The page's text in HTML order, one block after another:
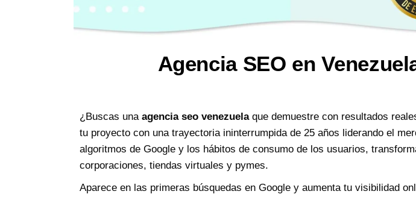
Agencia SEO en
¿Buscas una agencia seo venezuelaque demuestre con resultados
tu proyecto con una trayectoria ininterrumpida de 25 años liderando el
algoritmos de Google y los hábitos de consumo de los usuarios,
corporaciones, tiendas virtuales y pymes.
Aparece en las primeras búsquedas en Google y aumenta tu visibilidad